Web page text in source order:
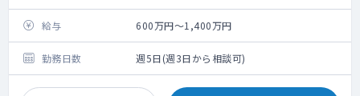
給与 600万円～1,400万円
勤務日数 週5日(週3日から相談可)